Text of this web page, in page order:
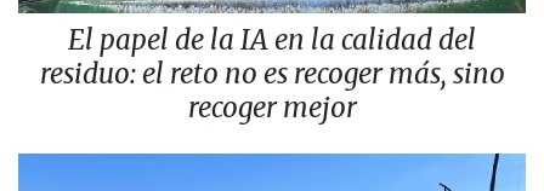
El papel de la IA en la calidad del
residuo: el reto no es recoger más, sino
recoger mejor